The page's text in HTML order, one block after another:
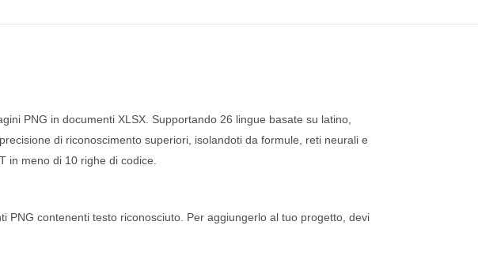
PNG in documenti XLSX. Supportando 26 lingue basate su latino,
di riconoscimento superiori, isolandoti da formule, reti neurali e
in meno di 10 righe di codice.
contenenti testo riconosciuto. Per aggiungerlo al tuo progetto, devi